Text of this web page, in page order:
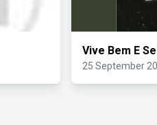
Vive Bem E
25 September